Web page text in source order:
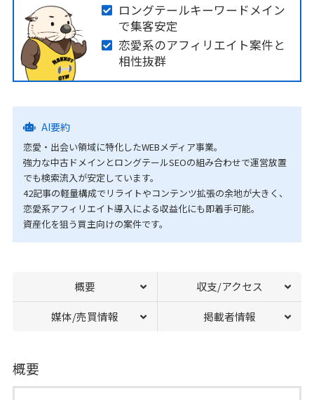
ロングテールキーワードメイン
で集客安定
恋愛系のアフィリエイト案件と
相性抜群
AI要約
恋愛・出会い領域に特化したWEBメディア事業。
強力な中古ドメインとロングテールSEOの組み合わせで運営放置
でも検索流入が安定しています。
42記事の軽量構成でリライトやコンテンツ拡張の余地が大きく、
恋愛系アフィリエイト導入による収益化にも即着手可能。
資産化を狙う買主向けの案件です。
概要 収支/アクセス
媒体/売買情報 掲載者情報
概要